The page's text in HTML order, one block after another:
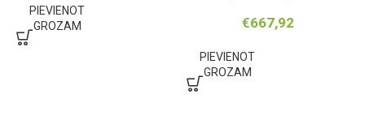
PIEVIENOT
GROZAM
€667,92
PIEVIENOT
GROZAM